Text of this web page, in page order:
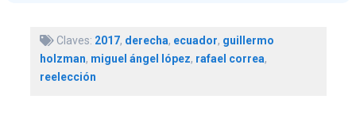
Claves: 2017, derecha, ecuador, guillermo
holzman, miguel ángel lópez, rafael correa,
reelección